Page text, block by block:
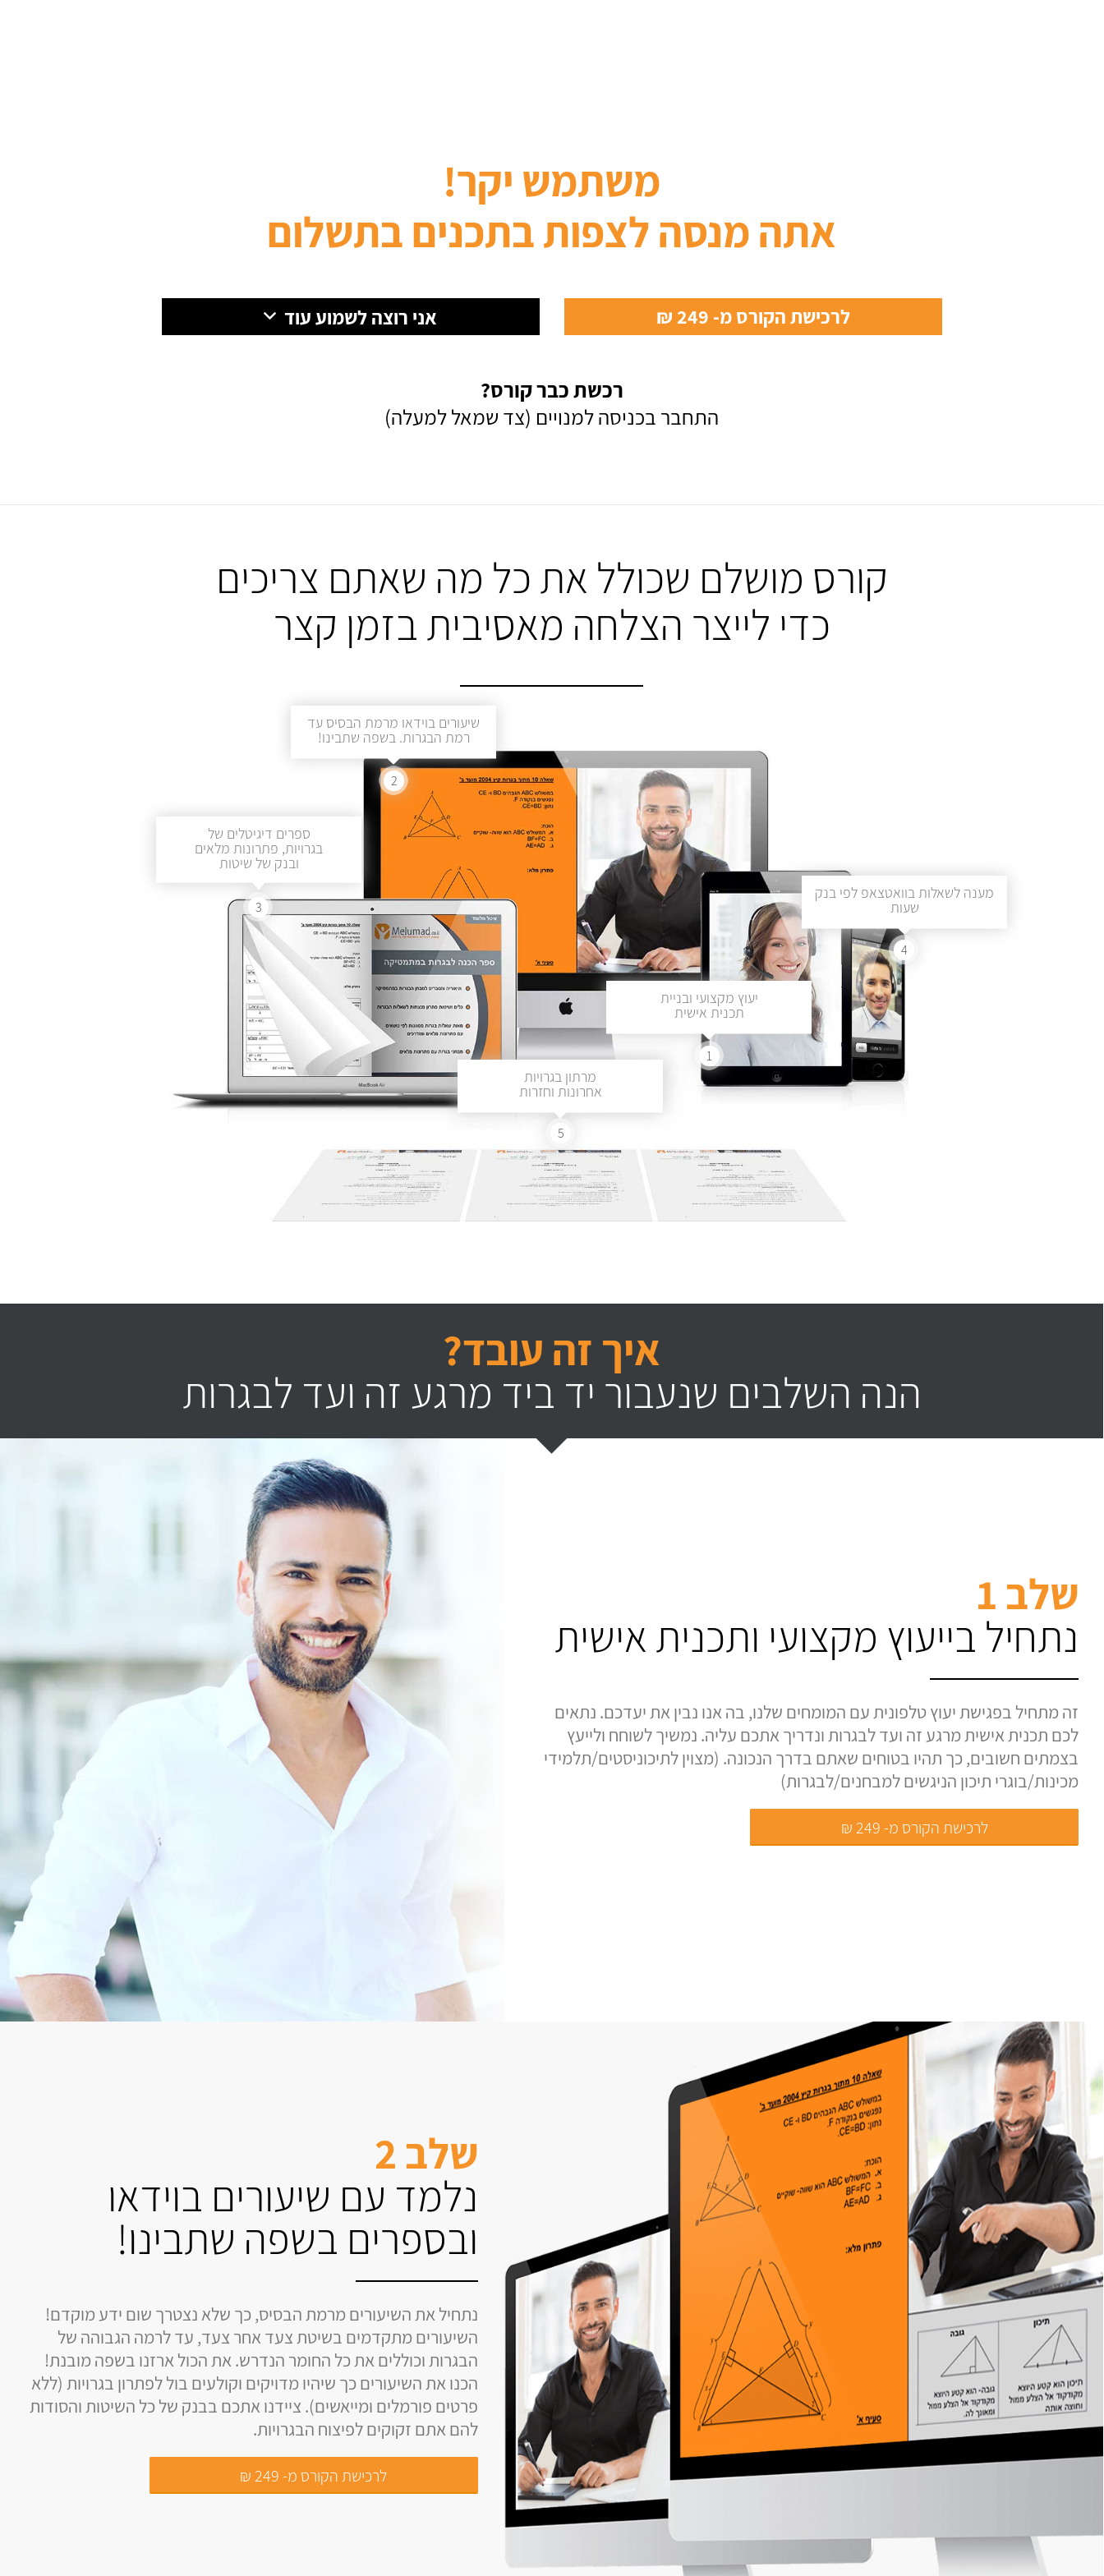
משתמש יקר!
אתה מנסה לצפות בתכנים בתשלום
לרכישת הקורס מ- 249 ₪ אני רוצה לשמוע עוד
רכשת כבר קורס?
התחבר בכניסה למנויים (צד שמאל למעלה)
קורס מושלם שכולל את כל מה שאתם צריכים
כדי לייצר הצלחה מאסיבית בזמן קצר
יעוץ מקצועי ובניית
תכנית אישית
1
שיעורים בוידאו מרמת הבסיס עד
רמת הבגרות. בשפה שתבינו!
2
ספרים דיגיטלים של
בגרויות, פתרונות מלאים
ובנק של שיטות
3
מענה לשאלות בוואטצאפ לפי בנק
שעות
4
מרתון בגרויות
אחרונות וחזרות
5
איך זה עובד?
הנה השלבים שנעבור יד ביד מרגע זה ועד לבגרות
שלב 1
נתחיל בייעוץ מקצועי ותכנית אישית
זה מתחיל בפגישת יעוץ טלפונית עם המומחים שלנו, בה אנו נבין את יעדכם. נתאים
לכם תכנית אישית מרגע זה ועד לבגרות ונדריך אתכם עליה. נמשיך לשוחח ולייעץ
בצמתים חשובים, כך תהיו בטוחים שאתם בדרך הנכונה. (מצוין לתיכוניסטים/תלמידי
מכינות/בוגרי תיכון הניגשים למבחנים/לבגרות)
לרכישת הקורס מ- 249 ₪
שלב 2
נלמד עם שיעורים בוידאו
ובספרים בשפה שתבינו!
נתחיל את השיעורים מרמת הבסיס, כך שלא נצטרך שום ידע מוקדם!
השיעורים מתקדמים בשיטת צעד אחר צעד, עד לרמה הגבוהה של
הבגרות וכוללים את כל החומר הנדרש. את הכול ארזנו בשפה מובנת!
הכנו את השיעורים כך שיהיו מדויקים וקולעים בול לפתרון בגרויות (ללא
פרטים פורמלים ומייאשים). ציידנו אתכם בבנק של כל השיטות והסודות
להם אתם זקוקים לפיצוח הבגרויות.
לרכישת הקורס מ- 249 ₪